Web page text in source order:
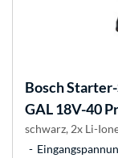
BoschStarter-
GAL 18V-40
schwarz, 2x Li-